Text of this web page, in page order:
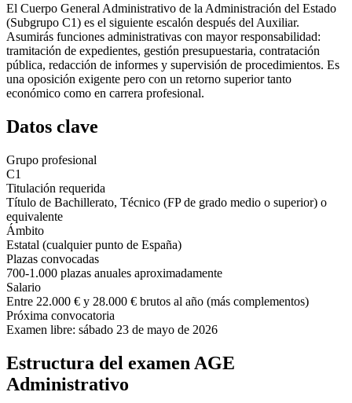
El Cuerpo General Administrativo de la Administración del Estado
(Subgrupo C1) es el siguiente escalón después del Auxiliar.
Asumirás funciones administrativas con mayor responsabilidad:
tramitación de expedientes, gestión presupuestaria, contratación
pública, redacción de informes y supervisión de procedimientos. Es
una oposición exigente pero con un retorno superior tanto
económico como en carrera profesional.
Datos clave
Grupo profesional
C1
Titulación requerida
Título de Bachillerato, Técnico (FP de grado medio o superior) o
equivalente
Ámbito
Estatal (cualquier punto de España)
Plazas convocadas
700-1.000 plazas anuales aproximadamente
Salario
Entre 22.000 € y 28.000 € brutos al año (más complementos)
Próxima convocatoria
Examen libre: sábado 23 de mayo de 2026
Estructura del examen AGE
Administrativo